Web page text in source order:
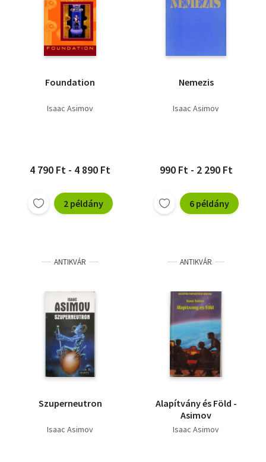
Foundation
Isaac Asimov
4 790 Ft - 4 890 Ft
2 példány
Nemezis
Isaac Asimov
990 Ft - 2 290 Ft
6 példány
ANTIKVÁR
Szuperneutron
Isaac Asimov
ANTIKVÁR
Alapítvány és Föld -
Asimov
Isaac Asimov